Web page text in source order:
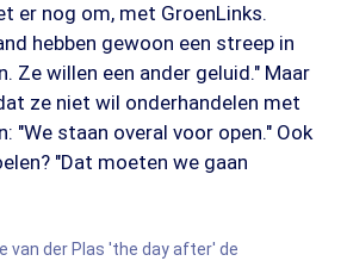
er nog om, met GroenLinks.
hebben gewoon een streep in
Ze willen een ander geluid." Maar
ze niet wil onderhandelen met
"We staan overal voor open." Ook
"Dat moeten we gaan
van der Plas 'the day after' de